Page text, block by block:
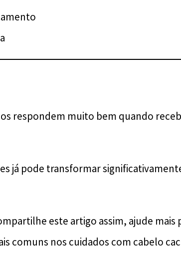
respondem muito bem quando
já pode transformar
este artigo assim, ajude mais
comuns nos cuidados com cabelo